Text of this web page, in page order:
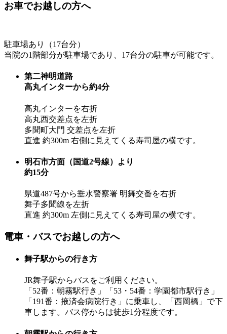
お車でお越しの方へ
駐車場あり（17台分）
当院の1階部分が駐車場であり、17台分の駐車が可能です。
第二神明道路
高丸インターから約4分
高丸インターを右折
高丸西交差点を左折
多聞町大門 交差点を左折
直進 約300m 右側に見えてくる寿司屋の横です。
明石市方面（国道2号線）より
約15分
県道487号から垂水警察署 明舞交番を右折
舞子多聞線を左折
直進 約300m 左側に見えてくる寿司屋の横です。
電車・バスでお越しの方へ
舞子駅からの行き方
JR舞子駅からバスをご利用ください。
「52番：朝霧駅行き」「53・54番：学園都市駅行き」
「191番：掖済会病院行き」に乗車し、「西岡橋」で下
車します。バス停からは徒歩1分程度です。